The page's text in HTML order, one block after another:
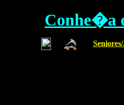
Conhe�a